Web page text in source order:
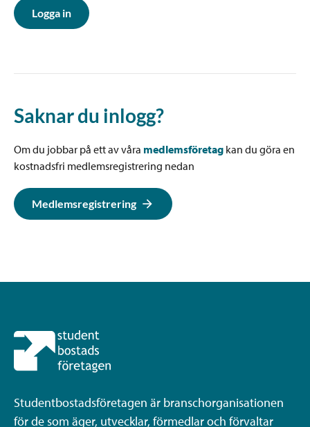
Logga in
Saknar du inlogg?
Om du jobbar på ett av våra medlemsföretag kan du göra en
kostnadsfri medlemsregistrering nedan
Medlemsregistrering
Studentbostadsföretagen är branschorganisationen
för de som äger, utvecklar, förmedlar och förvaltar